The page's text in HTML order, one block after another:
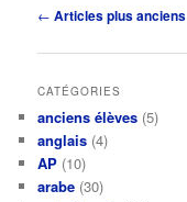
Navigation
articles
← Articles plus anciens
CATÉGORIES
anciens élèves (5)
anglais (4)
AP (10)
arabe (30)